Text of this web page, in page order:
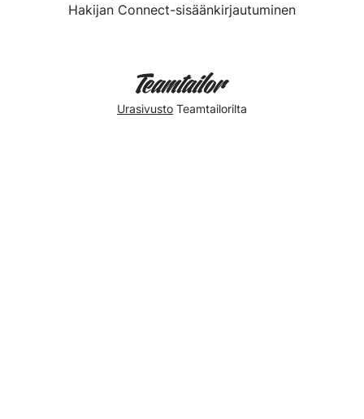
Hakijan Connect-sisäänkirjautuminen
Urasivusto Teamtailorilta